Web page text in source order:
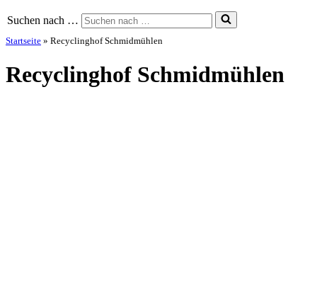
Suchen nach …
Startseite » Recyclinghof Schmidmühlen
Recyclinghof Schmidmühlen